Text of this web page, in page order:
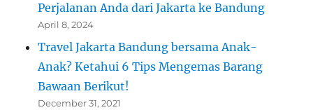
Perjalanan Anda dari Jakarta ke Bandung
April 8, 2024
Travel Jakarta Bandung bersama Anak-
Anak? Ketahui 6 Tips Mengemas Barang
Bawaan Berikut!
December 31, 2021